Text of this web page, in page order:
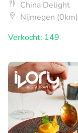
China Delight
Nijmegen (0km)
Verkocht: 149